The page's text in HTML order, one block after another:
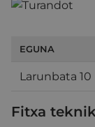
EGUNA
Larunbata 10
Fitxa